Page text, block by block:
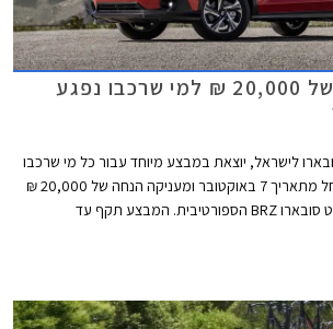
סובארו בהנחה של 20,000 ₪ למי שרכבו נפגע
לישראל, יוצאת במבצע מיוחד עבור כל מי שרכבו
נפגע בפעולות הטרור החל מתאריך 7 באוקטובר ומעניקה הנחה של 20,000 ₪
על כל דגמי סובארו למעט סובארו BRZ הספורטיבית. המבצע תקף עד
חרבות ברזל, ושמחזיקים באישור לכך.